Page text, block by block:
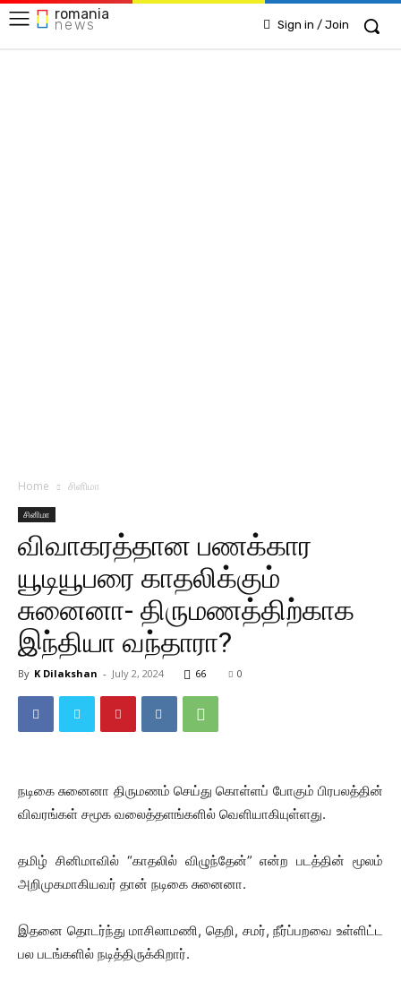
romania
news Sign in / Join
Home சினிமா
சினிமா
விவாகரத்தான பணக்கார
யூடியூபரை காதலிக்கும்
சுனைனா- திருமணத்திற்காக
இந்தியா வந்தாரா?
By K Dilakshan - July 2, 2024 66 0
நடிகை சுனைனா திருமணம் செய்து கொள்ளப் போகும் பிரபலத்தின்
விவரங்கள் சமூக வலைத்தளங்களில் வெளியாகியுள்ளது.
தமிழ் சினிமாவில் “காதலில் விழுந்தேன்” என்ற படத்தின் மூலம்
அறிமுகமாகியவர் தான் நடிகை சுனைனா.
இதனை தொடர்ந்து மாசிலாமணி, தெறி, சமர், நீர்ப்பறவை உள்ளிட்ட
பல படங்களில் நடித்திருக்கிறார்.